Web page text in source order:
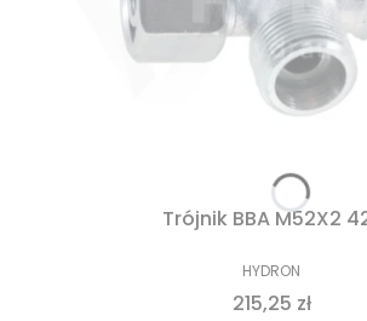
Trójnik BBA M52X2
HYDRON
215,25 zł